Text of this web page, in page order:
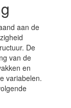
aan de
De
van de
en
variabelen.